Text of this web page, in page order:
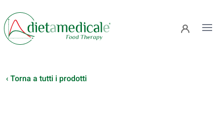
‹ Torna a tutti i prodotti